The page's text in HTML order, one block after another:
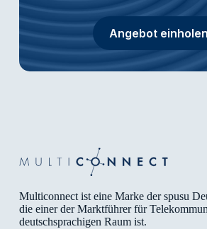
Angebot einholen
Multiconnect ist eine Marke der spusu
die einer der Marktführer für
deutschsprachigen Raum ist.